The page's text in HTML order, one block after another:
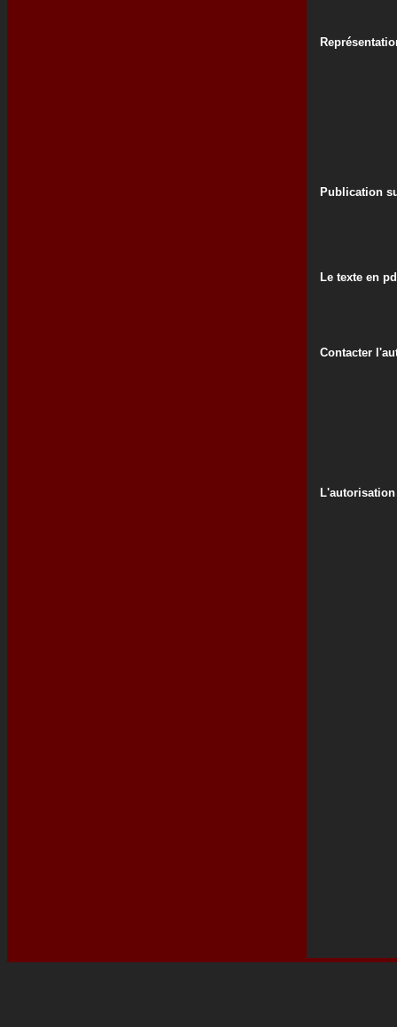
Publication
Le texte en
Contacter
L'autorisation